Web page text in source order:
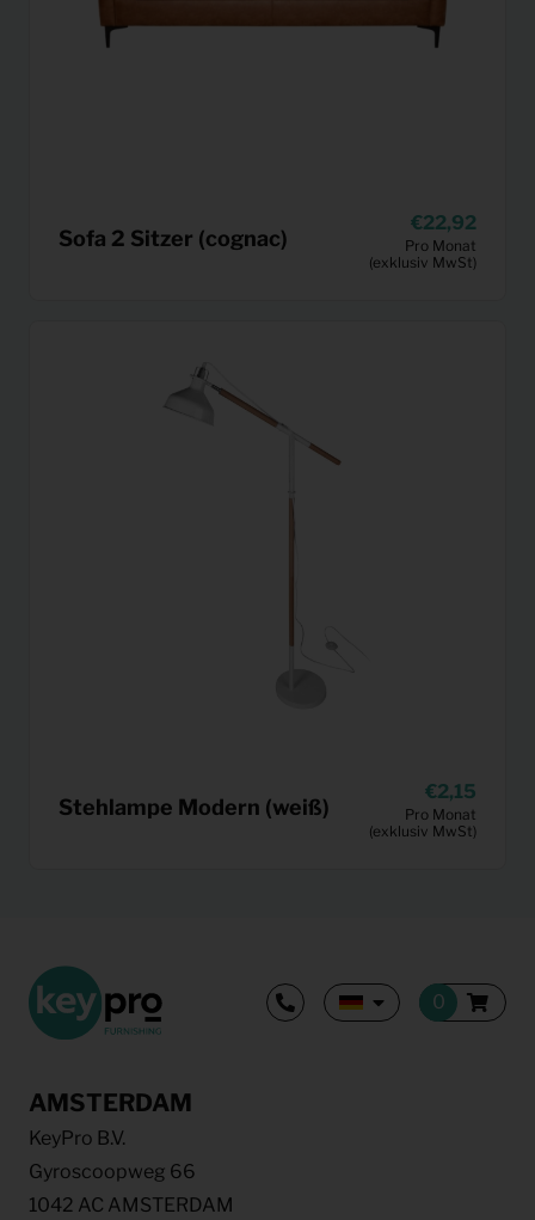
Sofa 2 Sitzer (cognac)
22,92
Pro Monat
(exklusiv MwSt)
Stehlampe Modern (weiß)
2,15
Pro Monat
(exklusiv MwSt)
AMSTERDAM
KeyPro B.V.
Gyroscoopweg 66
1042 AC AMSTERDAM